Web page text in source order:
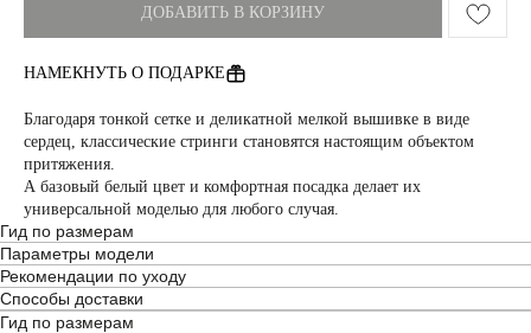
ДОБАВИТЬ В КОРЗИНУ
НАМЕКНУТЬ О ПОДАРКЕ
Благодаря тонкой сетке и деликатной мелкой вышивке в виде
сердец, классические стринги становятся настоящим объектом
притяжения.
А базовый белый цвет и комфортная посадка делает их
универсальной моделью для любого случая.
Гид по размерам
Параметры модели
Рекомендации по уходу
Способы доставки
Гид по размерам